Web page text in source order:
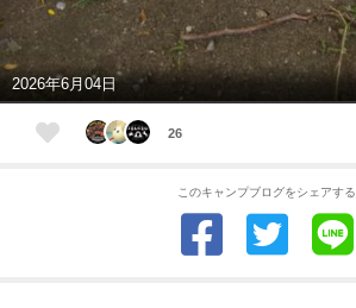
2026年6月04日
26
このキャンプブログをシェアする